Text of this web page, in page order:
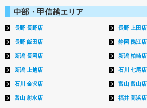
中部・甲信越エリア
長野 長野店 長野 上田店
長野 飯田店 静岡 鴨江店
新潟 長岡店 新潟 柏崎店
新潟 上越店 石川 七尾店
石川 金沢店 富山 富山店
富山 射水店 福井 高浜店